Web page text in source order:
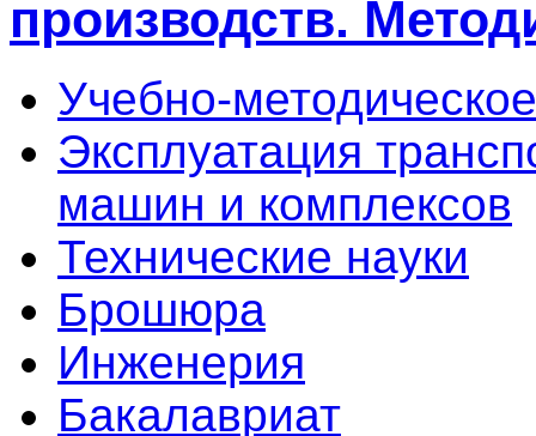
производств.
Учебно-
Эксплуатация
машин и комплексов
Технические науки
Брошюра
Инженерия
Бакалавриат